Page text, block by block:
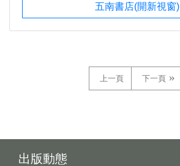
五南書店(開新視窗)
上一頁 下一頁
出版動態